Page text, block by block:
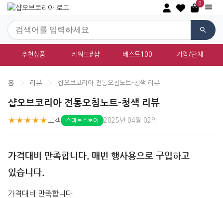
0
추천상품 키워드#샵 베스트100 기업/단체
홈 › 리뷰 › 샵오브코리아 전통오침노트-청색 리뷰
샵오브코리아 전통오침노트-청색 리뷰
★★★★★ 고객 스마트스토어 2025년 04월 02일
가격대비 만족합니다. 매번 행사용으로 구입하고
있습니다.
가격대비 만족합니다.